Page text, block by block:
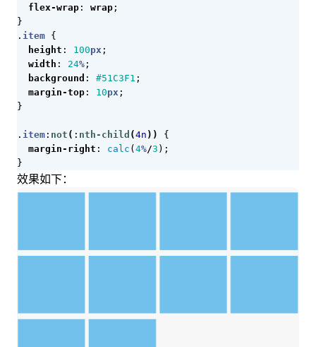
flex-wrap : wrap ;
}
. item {
height : 100px ;
width : 24% ;
background : #51C3F1 ;
margin-top : 10px ;
}
. item : not ( : nth-child (4n ))
{
margin-right : calc ( 4%/3 );
}
效果如下：